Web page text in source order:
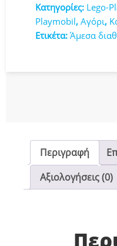
Κατηγορίες: Lego-
Playmobil, Αγόρι,
Ετικέτα: Άμεσα
Περιγραφή
Αξιολογήσεις (0)